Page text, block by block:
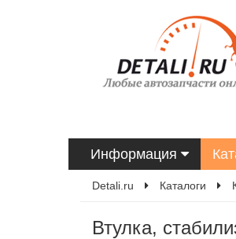
Информация
Detali.ru Каталоги
Втулка,